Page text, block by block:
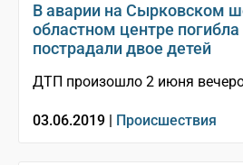
В аварии на Сырковском
областном центре
пострадали двое детей
ДТП произошло 2 июня
03.06.2019 | Происшествия